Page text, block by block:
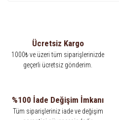
Ücretsiz Kargo
1000₺ ve üzeri tüm siparişlerinizde
geçerli ücretsiz gönderim.
%100 İade Değişim İmkanı
Tüm siparişleriniz iade ve değişim